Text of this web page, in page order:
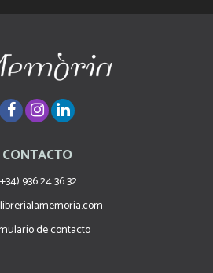
CONTACTO
936 24 36 32
de contacto